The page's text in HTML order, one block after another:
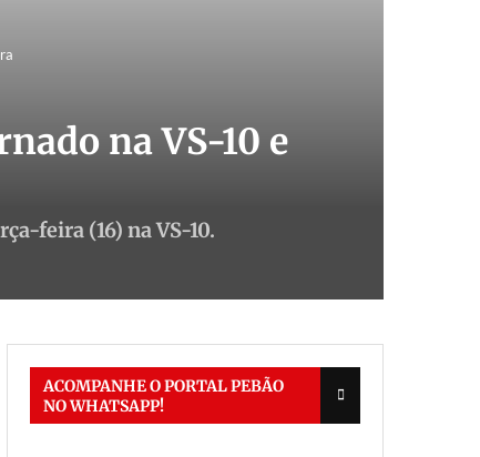
na VS-10 e
feira (16) na VS-10.
ACOMPANHE O PORTAL PEBÃO
NO WHATSAPP!